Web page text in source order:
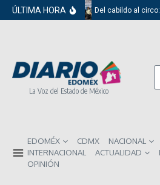
Saltar al contenido
ÚLTIMA HORA Del cabildo al
La Voz del Estado de México
EDOMÉX CDMX
NACIONAL
INTERNACIONAL
ACTUALIDAD
OPINIÓN